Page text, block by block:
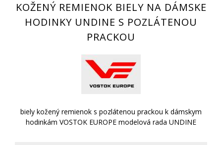
KOŽENÝ REMIENOK BIELY NA DÁMSKE
HODINKY UNDINE S POZLÁTENOU
PRACKOU
biely kožený remienok s pozlátenou prackou k dámskym
hodinkám VOSTOK EUROPE modelová rada UNDINE